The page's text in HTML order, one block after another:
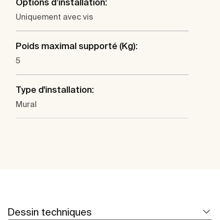
Options d’installation:
Uniquement avec vis
Poids maximal supporté (Kg):
5
Type d'installation:
Mural
Dessin techniques